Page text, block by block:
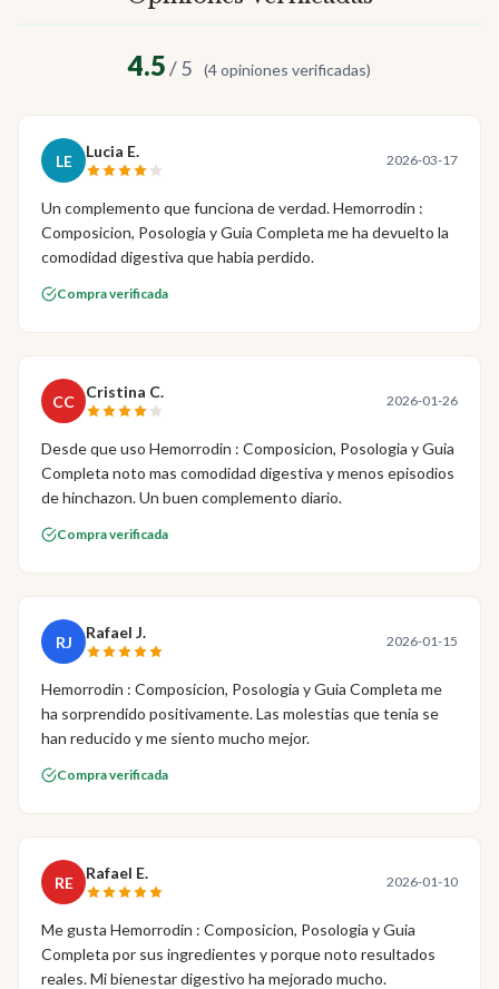
4.5/ 5 (4 opiniones verificadas)
LE Lucia E. 2026-03-17
Un complemento que funciona de verdad. Hemorrodin :
Composicion, Posologia y Guia Completa me ha devuelto la
comodidad digestiva que habia perdido.
Compra verificada
CC Cristina C. 2026-01-26
Desde que uso Hemorrodin : Composicion, Posologia y Guia
Completa noto mas comodidad digestiva y menos episodios
de hinchazon. Un buen complemento diario.
Compra verificada
RJ Rafael J. 2026-01-15
Hemorrodin : Composicion, Posologia y Guia Completa me
ha sorprendido positivamente. Las molestias que tenia se
han reducido y me siento mucho mejor.
Compra verificada
RE Rafael E. 2026-01-10
Me gusta Hemorrodin : Composicion, Posologia y Guia
Completa por sus ingredientes y porque noto resultados
reales. Mi bienestar digestivo ha mejorado mucho.